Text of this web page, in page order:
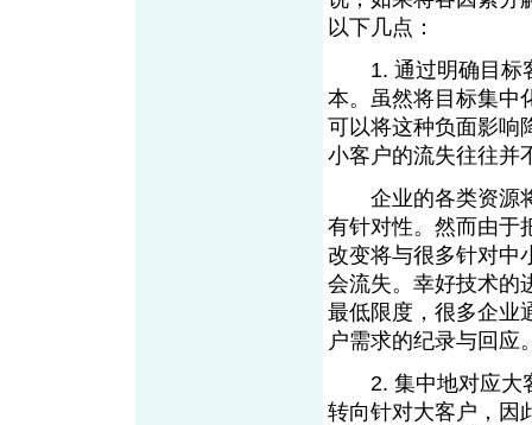
以下几点：
1. 通过明确目标客
本。虽然将目标集中
可以将这种负面影响
小客户的流失往往并
企业的各类资源将
有针对性。然而由于
改变将与很多针对中
会流失。幸好技术的
最低限度，很多企业
户需求的纪录与回应
2. 集中地对应大客
转向针对大客户，因